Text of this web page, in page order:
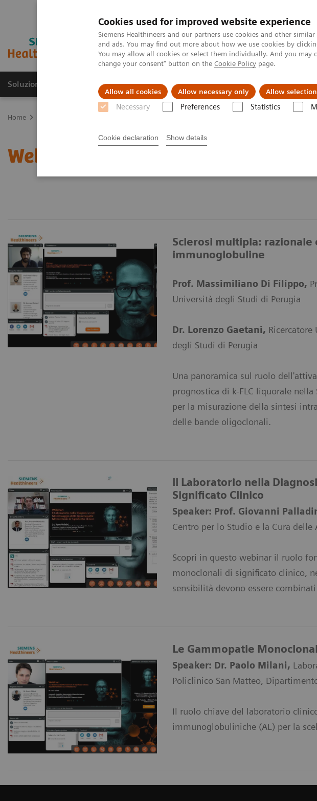
Cookies used for improved website experience
Siemens Healthineers and our partners use cookies and other
and ads. You may find out more about how we use cookies by
You may allow all cookies or select them individually. And you may
change your consent" button on the Cookie Policy page.
Allow all cookies Allow necessary only Allow selection
Necessary Preferences Statistics
Cookie declaration Show details
Soluzioni e servizi Insights La nostra azienda Area
Home
Webinar Plasma Proteine
Sclerosi multipla:
immunoglobuline
Prof. Massimiliano Di Filippo,
Università degli Studi di Perugia
Dr. Lorenzo Gaetani,
degli Studi di Perugia
Una panoramica sul ruolo
prognostica di k-FLC liquorale
per la misurazione della sintesi
delle bande oligoclonali.
ll Laboratorio nella
Significato Clinico
Speaker: Prof. Giovanni
Centro per lo Studio e la Cura delle
Scopri in questo webinar il ruolo
monoclonali di significato clinico,
sensibilità devono essere
Le Gammopatie
Speaker: Dr. Paolo Milani,
Policlinico San Matteo,
Il ruolo chiave del laboratorio
immunoglobuliniche (AL) per la